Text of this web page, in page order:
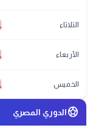
الثلاثاء
الأربعاء
الخميس
sports_soccerالدوري المصري